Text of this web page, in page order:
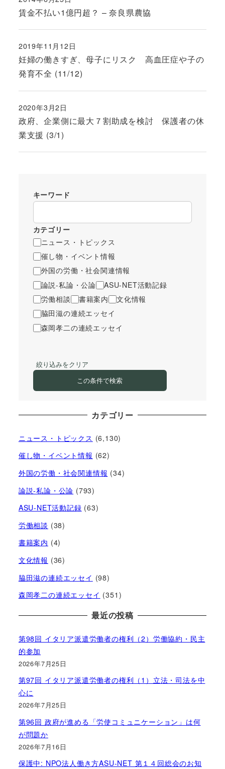
賃金不払い1億円超？ – 奈良県農協
投稿日
妊婦の働きすぎ、母子にリスク 高血圧症や子の
発育不全 (11/12)
投稿日
2019年11月12日
政府、企業側に最大７割助成を検討 保護者の休
業支援 (3/1)
投稿日
2020年3月2日
キーワード
カテゴリー
ニュース・トピックス
催し物・イベント情報
外国の労働・社会関連情報
論説-私論・公論
ASU-NET活動記録
労働相談
書籍案内
文化情報
脇田滋の連続エッセイ
森岡孝二の連続エッセイ
絞り込みをクリア
この条件で検索
カテゴリー
ニュース・トピックス (6,130)
催し物・イベント情報 (62)
外国の労働・社会関連情報 (34)
論説-私論・公論 (793)
ASU-NET活動記録 (63)
労働相談 (38)
書籍案内 (4)
文化情報 (36)
脇田滋の連続エッセイ (98)
森岡孝二の連続エッセイ (351)
最近の投稿
第98回 イタリア派遣労働者の権利（2）労働協約・民主
的参加
2026年7月25日
第97回 イタリア派遣労働者の権利（1）立法・司法を中
心に
2026年7月25日
第96回 政府が進める「労使コミュニケーション」は何
が問題か
2026年7月16日
保護中: NPO法人働き方ASU-NET 第１４回総会のお知